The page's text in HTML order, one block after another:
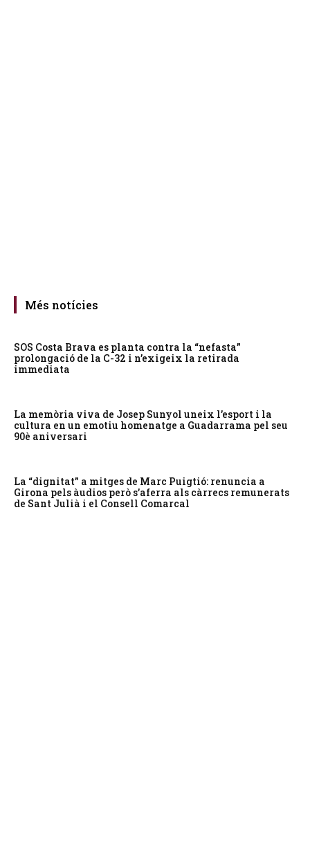
Més notícies
SOS Costa Brava es planta contra la “nefasta”
prolongació de la C-32 i n’exigeix la retirada
immediata
La memòria viva de Josep Sunyol uneix l’esport i la
cultura en un emotiu homenatge a Guadarrama pel seu
90è aniversari
La “dignitat” a mitges de Marc Puigtió: renuncia a
Girona pels àudios però s’aferra als càrrecs remunerats
de Sant Julià i el Consell Comarcal